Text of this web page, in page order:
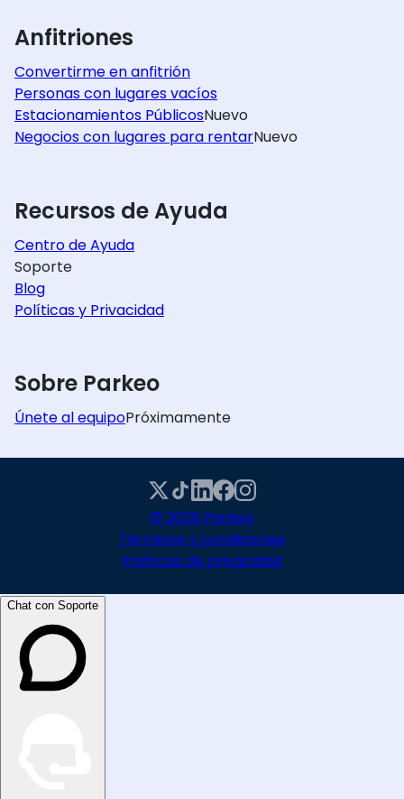
Anfitriones
Convertirme en anfitrión
Personas con lugares vacíos
Estacionamientos PúblicosNuevo
Negocios con lugares para rentarNuevo
Recursos de Ayuda
Centro de Ayuda
Soporte
Blog
Políticas y Privacidad
Sobre Parkeo
Únete al equipoPróximamente
© 2026 Parkeo
Términos y condiciones
Políticas de privacidad
Chat con Soporte